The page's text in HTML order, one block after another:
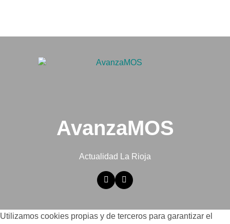
AvanzaMOS
Actualidad La Rioja
Utilizamos cookies propias y de terceros para garantizar el